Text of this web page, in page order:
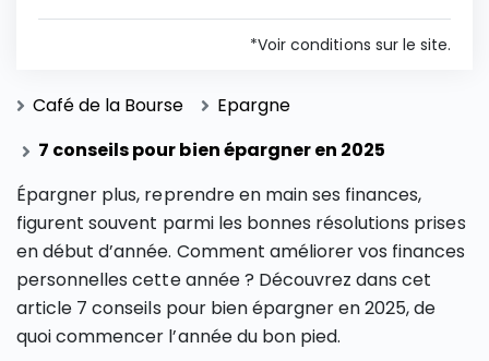
*Voir conditions sur le site.
Café de la Bourse
Epargne
7 conseils pour bien épargner en 2025
Épargner plus, reprendre en main ses finances,
figurent souvent parmi les bonnes résolutions prises
en début d’année. Comment améliorer vos finances
personnelles cette année ? Découvrez dans cet
article 7 conseils pour bien épargner en 2025, de
quoi commencer l’année du bon pied.